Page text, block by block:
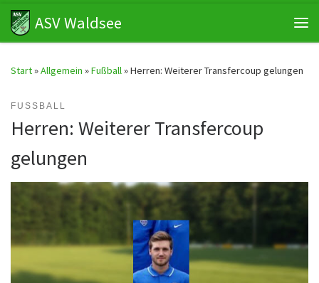
Zum Inhalt springen
ASV Waldsee
Start»Allgemein »Fußball»Herren: Weiterer Transfercoup gelungen
FUSSBALL
Herren: Weiterer Transfercoup
gelungen